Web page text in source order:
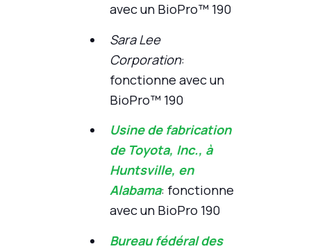
avec un BioPro™ 190
Sara Lee
Corporation:
fonctionne avec un
BioPro™ 190
Usine de fabrication
de Toyota, Inc., à
Huntsville, en
Alabama: fonctionne
avec un BioPro 190
Bureau fédéral des